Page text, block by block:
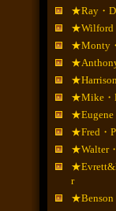
★Ray・
★Wilford
★Monty
★Mike・
★Fred・
★Walter
r
★Benson